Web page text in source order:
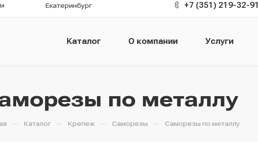
Екатеринбург +7 (351) 219-32-91
Каталог О компании Услуги
по металлу
— Каталог — Крепеж — Саморезы — Саморезы по металлу